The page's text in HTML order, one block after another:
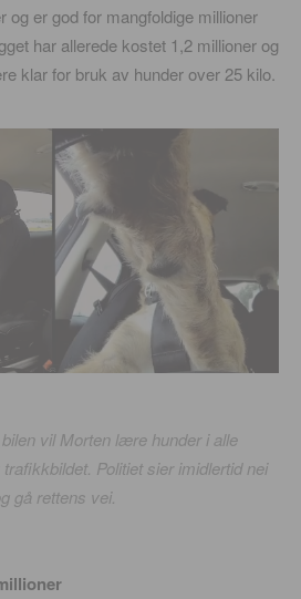
og er god for mangfoldige millioner
har allerede kostet 1,2 millioner og
klar for bruk av hunder over 25 kilo.
vil Morten lære hunder i alle
Politiet sier imidlertid nei
gå rettens vei.